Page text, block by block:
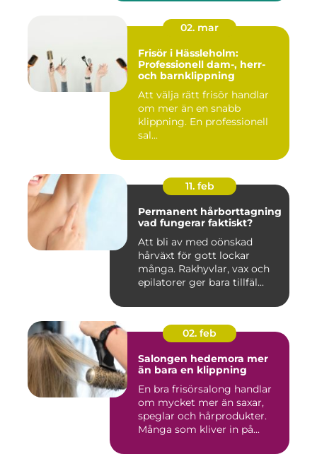
02. mar
Frisör i Hässleholm:
Professionell dam-, herr-
och barnklippning
Att välja rätt frisör handlar
om mer än en snabb
klippning. En professionell
sal...
11. feb
Permanent hårborttagning
vad fungerar faktiskt?
Att bli av med oönskad
hårväxt för gott lockar
många. Rakhyvlar, vax och
epilatorer ger bara tillfäl...
02. feb
Salongen hedemora mer
än bara en klippning
En bra frisörsalong handlar
om mycket mer än saxar,
speglar och hårprodukter.
Många som kliver in på...